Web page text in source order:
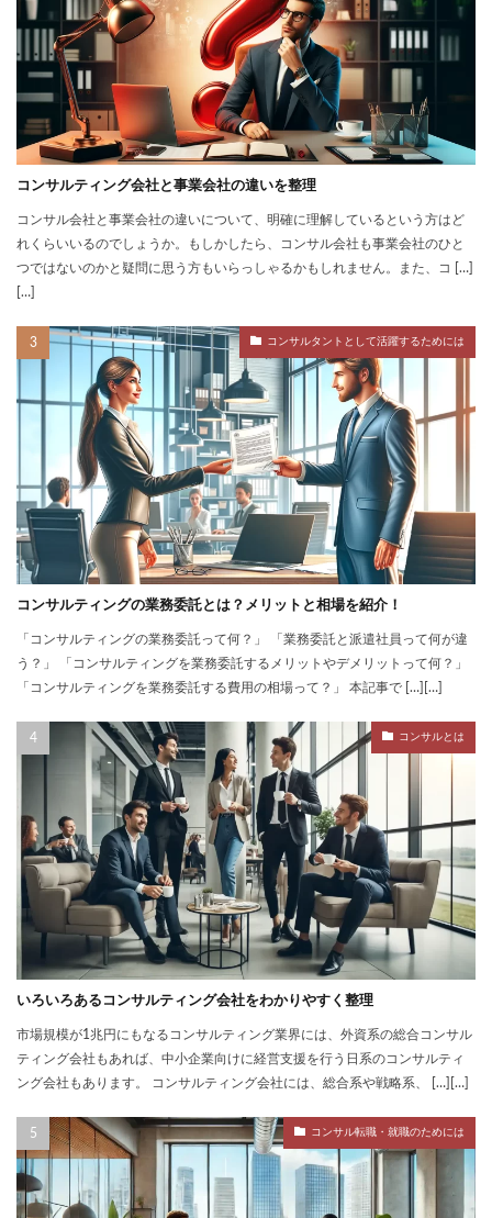
コンサルティング会社と事業会社の違いを整理
コンサル会社と事業会社の違いについて、明確に理解しているという方はど
れくらいいるのでしょうか。もしかしたら、コンサル会社も事業会社のひと
つではないのかと疑問に思う方もいらっしゃるかもしれません。また、コ […]
[…]
コンサルタントとして活躍するためには
コンサルティングの業務委託とは？メリットと相場を紹介！
「コンサルティングの業務委託って何？」 「業務委託と派遣社員って何が違
う？」 「コンサルティングを業務委託するメリットやデメリットって何？」
「コンサルティングを業務委託する費用の相場って？」 本記事で […][…]
コンサルとは
いろいろあるコンサルティング会社をわかりやすく整理
市場規模が1兆円にもなるコンサルティング業界には、外資系の総合コンサル
ティング会社もあれば、中小企業向けに経営支援を行う日系のコンサルティ
ング会社もあります。 コンサルティング会社には、総合系や戦略系、 […][…]
コンサル転職・就職のためには